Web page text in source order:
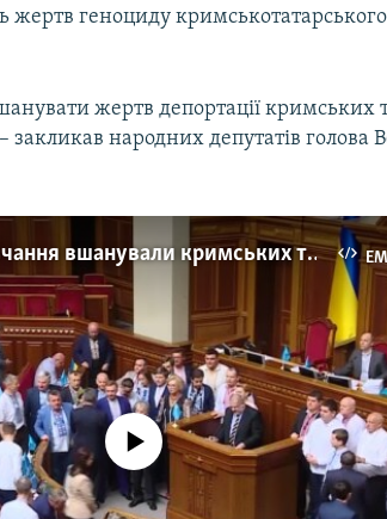
геноциду кримськотатарського
жертв депортації кримських
народних депутатів голова
Депутати хвилиною мовчання вшанували кримських татар, які загинули під час депортації
media source currently available